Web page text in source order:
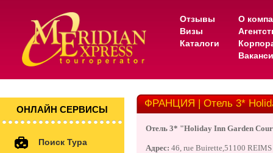
Отзывы
Визы
Каталоги
О
ОНЛАЙН СЕРВИСЫ
Поиск Тура
ФРАНЦИЯ | Отель 3*
Отель 3* "Holiday Inn Garden
Адрес: 46, rue Buirette,51100 REIMS